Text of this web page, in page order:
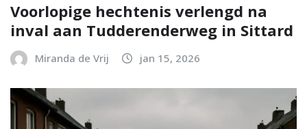
Voorlopige hechtenis verlengd na
inval aan Tudderenderweg in Sittard
Miranda de Vrij jan 15, 2026